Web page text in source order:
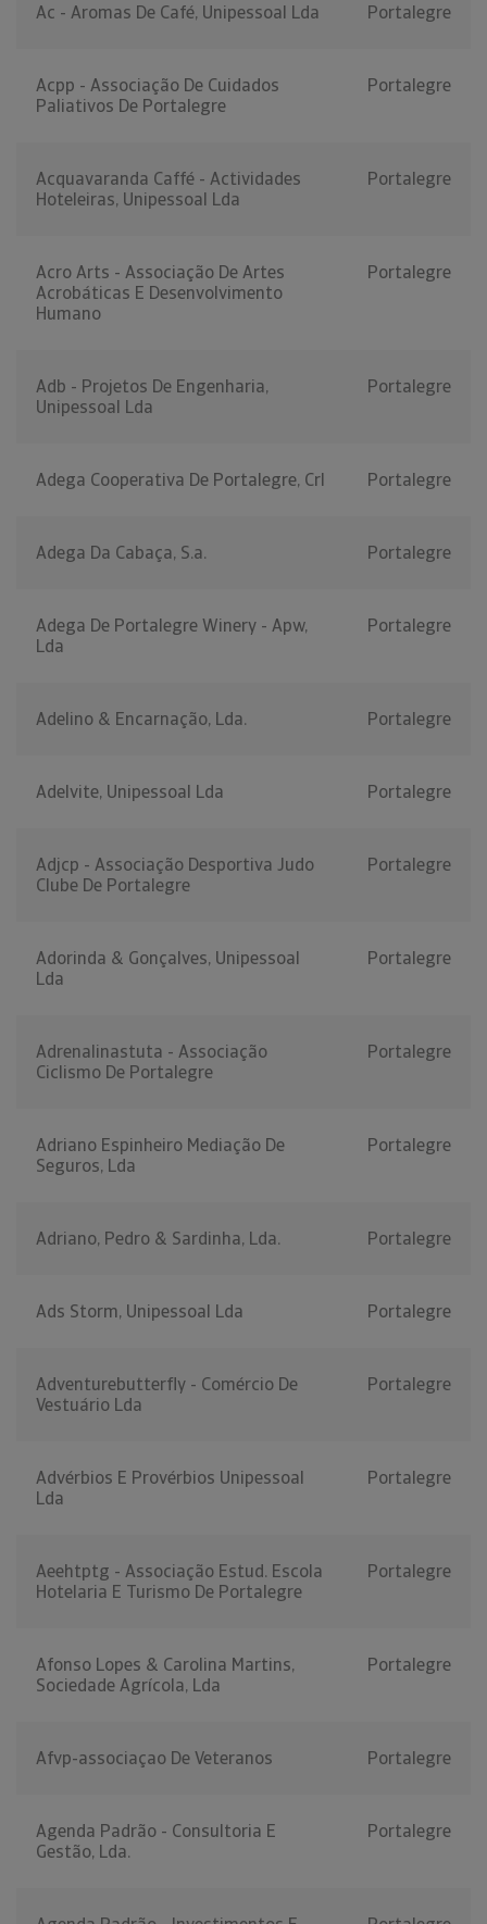
Ac - Aromas De Café, Unipessoal Lda Portalegre
Acpp - Associação De Cuidados
Paliativos De Portalegre
Portalegre
Acquavaranda Caffé - Actividades
Hoteleiras, Unipessoal Lda
Portalegre
Acro Arts - Associação De Artes
Acrobáticas E Desenvolvimento
Humano
Portalegre
Adb - Projetos De Engenharia,
Unipessoal Lda
Portalegre
Adega Cooperativa De Portalegre, Crl Portalegre
Adega Da Cabaça, S.a. Portalegre
Adega De Portalegre Winery - Apw,
Lda
Portalegre
Adelino & Encarnação, Lda. Portalegre
Adelvite, Unipessoal Lda Portalegre
Adjcp - Associação Desportiva Judo
Clube De Portalegre
Portalegre
Adorinda & Gonçalves, Unipessoal
Lda
Portalegre
Adrenalinastuta - Associação
Ciclismo De Portalegre
Portalegre
Adriano Espinheiro Mediação De
Seguros, Lda
Portalegre
Adriano, Pedro & Sardinha, Lda. Portalegre
Ads Storm, Unipessoal Lda Portalegre
Adventurebutterfly - Comércio De
Vestuário Lda
Portalegre
Advérbios E Provérbios Unipessoal
Lda
Portalegre
Aeehtptg - Associação Estud. Escola
Hotelaria E Turismo De Portalegre
Portalegre
Afonso Lopes & Carolina Martins,
Sociedade Agrícola, Lda
Portalegre
Afvp-associaçao De Veteranos Portalegre
Agenda Padrão - Consultoria E
Gestão, Lda.
Portalegre